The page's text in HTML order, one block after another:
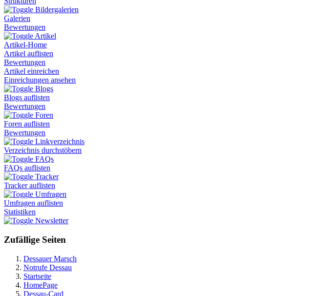
Bildergalerien
Galerien
Bewertungen
Artikel
Artikel-Home
Artikel auflisten
Bewertungen
Artikel einreichen
Einreichungen ansehen
Blogs
Blogs auflisten
Bewertungen
Foren
Foren auflisten
Bewertungen
Linkverzeichnis
Verzeichnis durchstöbern
FAQs
FAQs auflisten
Tracker
Tracker auflisten
Umfragen
Umfragen auflisten
Statistiken
Newsletter
Zufällige Seiten
Dessauer Marsch
Notrufe Dessau
Startseite
HomePage
Dessau-Card